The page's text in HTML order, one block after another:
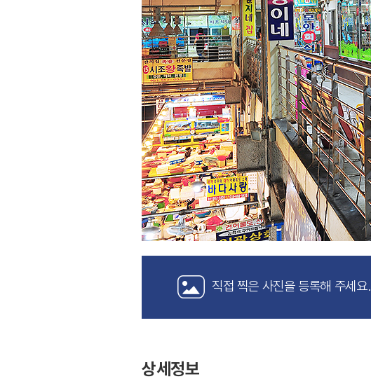
직접 찍은 사진을 등록해 주세요.
상세정보